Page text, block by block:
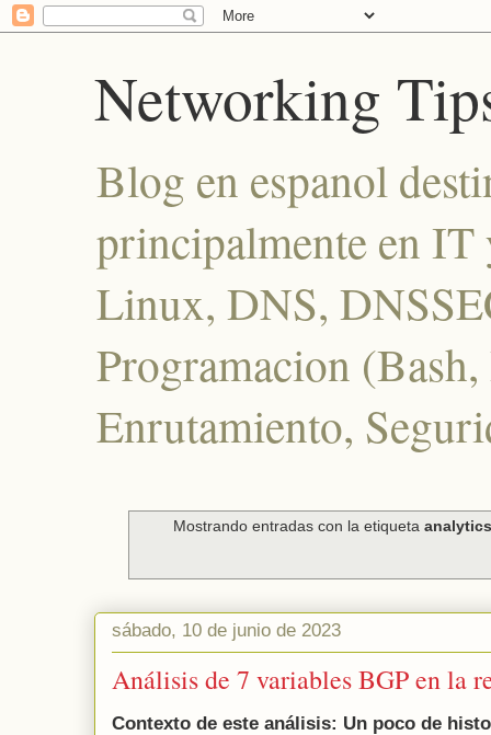
Networking
Blog en espanol
principalmente en IT
Linux, DNS,
Programacion
Enrutamiento,
Mostrando entradas con la etiqueta analytics
sábado, 10 de junio de 2023
Análisis de 7 variables BGP en la
Contexto de este análisis: Un poco de